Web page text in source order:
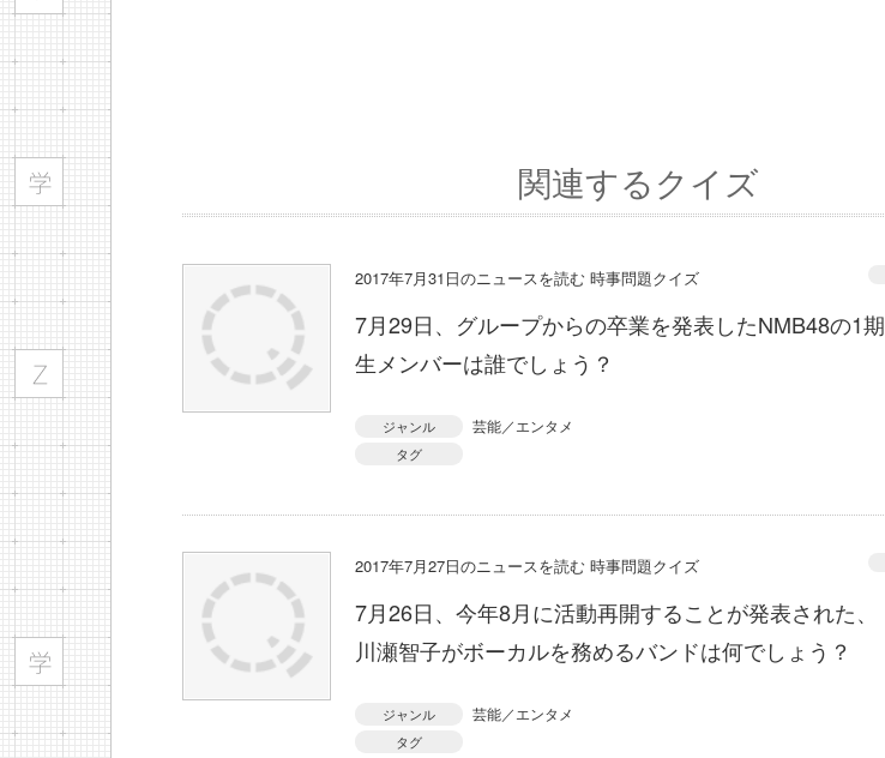
関連するクイズ
2017年7月31日のニュースを読む 時事問題クイズ
7月29日、グループからの卒業を発表したNMB48の1期
生メンバーは誰でしょう？
ジャンル 芸能／エンタメ
タグ
2017年7月27日のニュースを読む 時事問題クイズ
7月26日、今年8月に活動再開することが発表された、
川瀬智子がボーカルを務めるバンドは何でしょう？
ジャンル 芸能／エンタメ
タグ